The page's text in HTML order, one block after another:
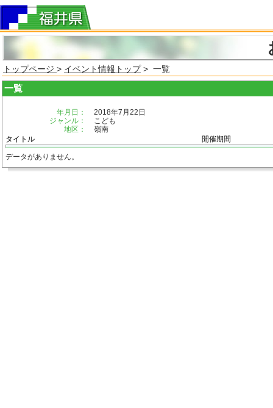
トップページ > イベント情報トップ> 一覧
一覧
年月日：
2018年7月22日
ジャンル：
こども
地区：
嶺南
タイトル
開催期間
データがありません。